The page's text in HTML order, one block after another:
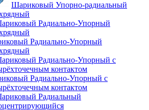
Шариковый Упорно-радиальный
Радиально-Упорный
Радиально-Упорный с
контактом